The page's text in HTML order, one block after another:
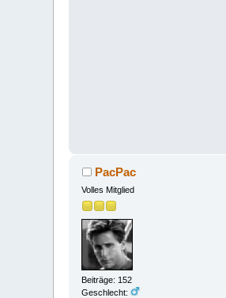
PacPac
Volles Mitglied
Beiträge: 152
Geschlecht: